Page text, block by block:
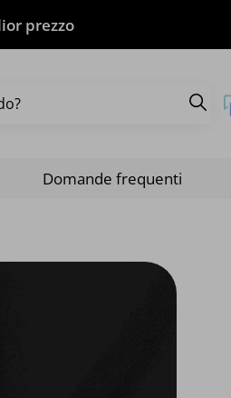
prezzo
Domande frequenti